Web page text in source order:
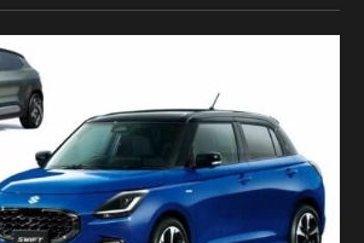
即將展開，10月底將會是這個展覽睽違
辦地點與過往的東京車展一樣，在Big
行，而現在Daihatsu大發也搶在開展之
車展上看到的車輛，而其中可以看到